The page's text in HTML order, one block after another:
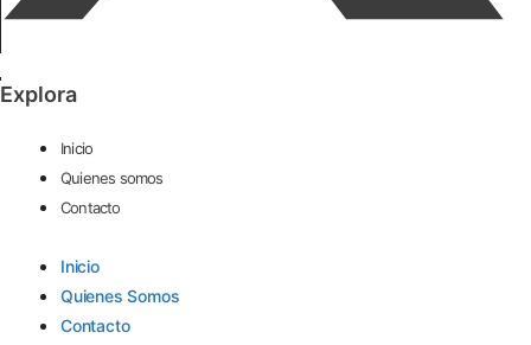
Explora
Inicio
Quienes somos
Contacto
Inicio
Quienes Somos
Contacto